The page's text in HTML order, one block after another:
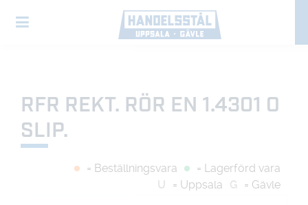
RFR REKT. RÖR EN 1.4301 O
SLIP.
= Beställningsvara
= Lagerförd vara
U
= Uppsala G = Gävle